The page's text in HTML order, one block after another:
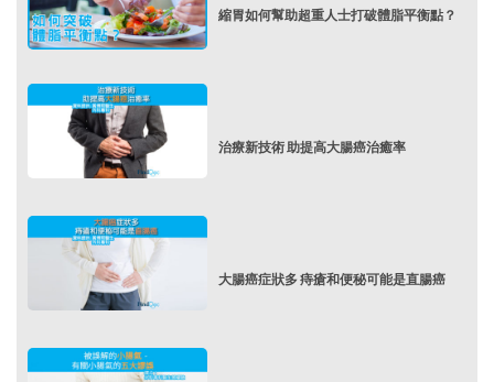
縮胃如何幫助超重人士打破體脂平衡點？
治療新技術 助提高大腸癌治癒率
大腸癌症狀多 痔瘡和便秘可能是直腸癌